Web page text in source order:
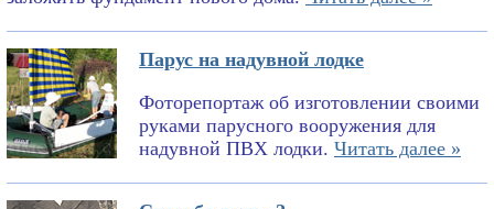
Парус на надувной лодке
Фоторепортаж об изготовлении своими
руками парусного вооружения для
надувной ПВХ лодки. Читать далее »